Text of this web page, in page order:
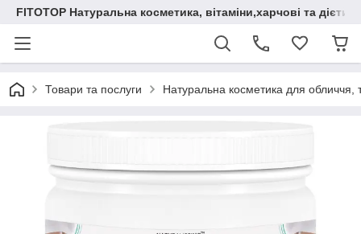
FITOTOP Натуральна косметика, вітаміни,харчові та
Товари та послуги Натуральна косметика для обличчя,